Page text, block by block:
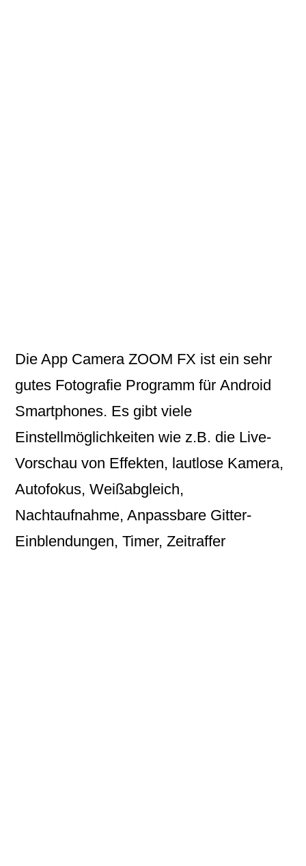
Die App Camera ZOOM FX ist ein sehr
gutes Fotografie Programm fürAndroid
Smartphones. Es gibt viele
Einstellmöglichkeiten wie z.B. die Live-
Vorschau von Effekten, lautlose Kamera,
Autofokus, Weißabgleich,
Nachtaufnahme, Anpassbare Gitter-
Einblendungen, Timer, Zeitraffer